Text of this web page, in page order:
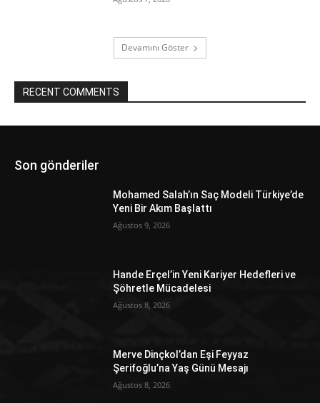
Devamını Göster
RECENT COMMENTS
Son gönderiler
Mohamed Salah’ın Saç Modeli Türkiye’de
Yeni Bir Akım Başlattı
Ağustos 9, 2026
Hande Erçel’in Yeni Kariyer Hedefleri ve
Şöhretle Mücadelesi
Ağustos 8, 2026
Merve Dinçkol’dan Eşi Feyyaz
Şerifoğlu’na Yaş Günü Mesajı
Ağustos 8, 2026